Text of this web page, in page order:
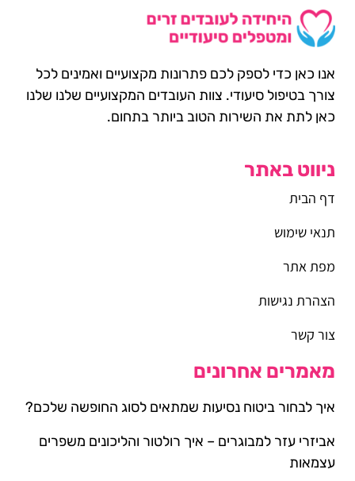
אנו כאן כדי לספק לכם פתרונות מקצועיים ואמינים לכל
צורך בטיפול סיעודי. צוות העובדים המקצועיים שלנו שלנו
כאן לתת את השירות הטוב ביותר בתחום.
ניווט באתר
דף הבית
תנאי שימוש
מפת אתר
הצהרת נגישות
צור קשר
מאמרים אחרונים
איך לבחור ביטוח נסיעות שמתאים לסוג החופשה שלכם?
אביזרי עזר למבוגרים – איך רולטור והליכונים משפרים
עצמאות